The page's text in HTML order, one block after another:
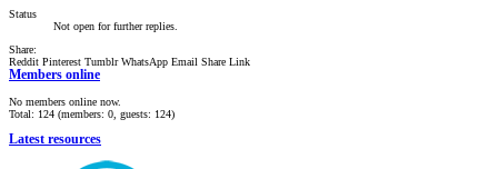
Status
Not open for further replies.
Share:
Reddit Pinterest Tumblr WhatsApp Email Share Link
Members online
No members online now.
Total: 124 (members: 0, guests: 124)
Latest resources